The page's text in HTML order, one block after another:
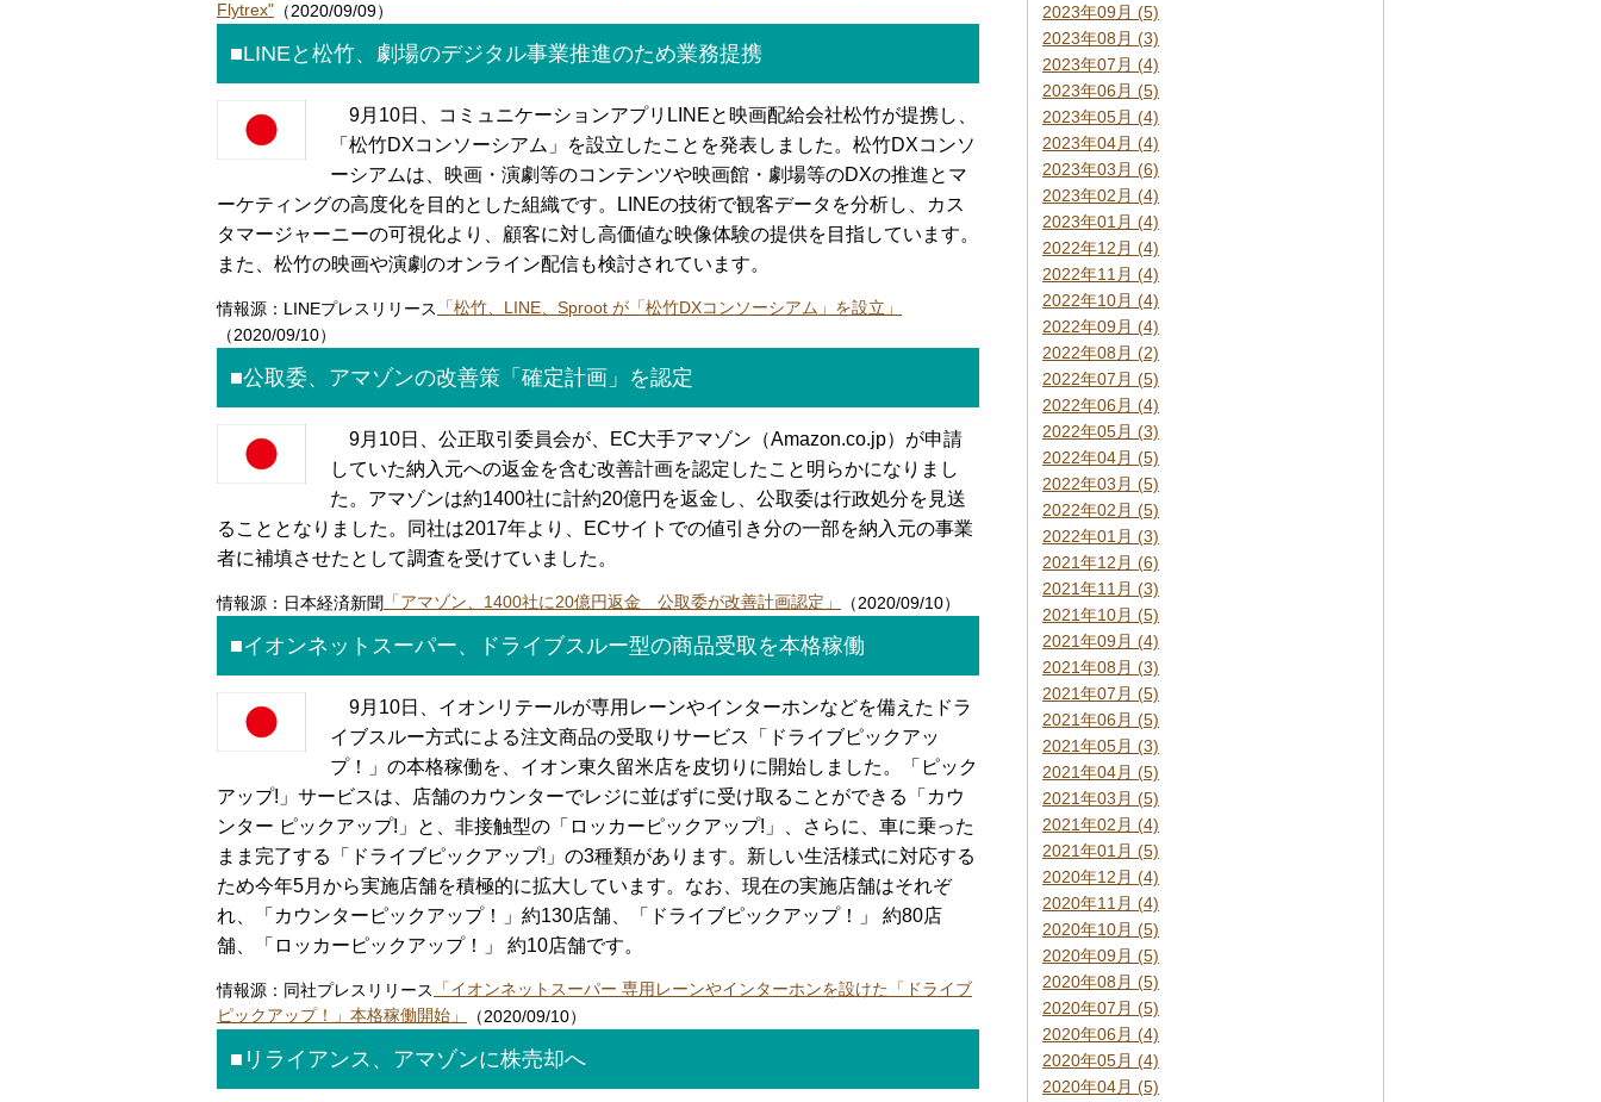
Flytrex" （2020/09/09）
■LINEと松竹、劇場のデジタル事業推進のため業務提携
9月10日、コミュニケーションアプリLINEと映画配給会社松竹が提携し、
「松竹DXコンソーシアム」を設立したことを発表しました。松竹DXコンソ
ーシアムは、映画・演劇等のコンテンツや映画館・劇場等のDXの推進とマ
ーケティングの高度化を目的とした組織です。LINEの技術で観客データを分析し、カス
タマージャーニーの可視化より、顧客に対し高価値な映像体験の提供を目指しています。
また、松竹の映画や演劇のオンライン配信も検討されています。
情報源：LINEプレスリリース 「松竹、LINE、Sproot が「松竹DXコンソーシアム」を設立」
（2020/09/10）
■公取委、アマゾンの改善策「確定計画」を認定
9月10日、公正取引委員会が、EC大手アマゾン（Amazon.co.jp）が申請
していた納入元への返金を含む改善計画を認定したこと明らかになりまし
た。アマゾンは約1400社に計約20億円を返金し、公取委は行政処分を見送
ることとなりました。同社は2017年より、ECサイトでの値引き分の一部を納入元の事業
者に補填させたとして調査を受けていました。
情報源：日本経済新聞 「アマゾン、1400社に20億円返金 公取委が改善計画認定」 （2020/09/10）
■イオンネットスーパー、ドライブスルー型の商品受取を本格稼働
9月10日、イオンリテールが専用レーンやインターホンなどを備えたドラ
イブスルー方式による注文商品の受取りサービス「ドライブピックアッ
プ！」の本格稼働を、イオン東久留米店を皮切りに開始しました。「ピック
アップ!」サービスは、店舗のカウンターでレジに並ばずに受け取ることができる「カウ
ンター ピックアップ!」と、非接触型の「ロッカーピックアップ!」、さらに、車に乗った
まま完了する「ドライブピックアップ!」の3種類があります。新しい生活様式に対応する
ため今年5月から実施店舗を積極的に拡大しています。なお、現在の実施店舗はそれぞ
れ、「カウンターピックアップ！」約130店舗、「ドライブピックアップ！」 約80店
舗、「ロッカーピックアップ！」 約10店舗です。
情報源：同社プレスリリース
「イオンネットスーパー 専用レーンやインターホンを設けた「ドライブ
ピックアップ！」本格稼働開始」
（2020/09/10）
■リライアンス、アマゾンに株売却へ
2023年09月 (5)
2023年08月 (3)
2023年07月 (4)
2023年06月 (5)
2023年05月 (4)
2023年04月 (4)
2023年03月 (6)
2023年02月 (4)
2023年01月 (4)
2022年12月 (4)
2022年11月 (4)
2022年10月 (4)
2022年09月 (4)
2022年08月 (2)
2022年07月 (5)
2022年06月 (4)
2022年05月 (3)
2022年04月 (5)
2022年03月 (5)
2022年02月 (5)
2022年01月 (3)
2021年12月 (6)
2021年11月 (3)
2021年10月 (5)
2021年09月 (4)
2021年08月 (3)
2021年07月 (5)
2021年06月 (5)
2021年05月 (3)
2021年04月 (5)
2021年03月 (5)
2021年02月 (4)
2021年01月 (5)
2020年12月 (4)
2020年11月 (4)
2020年10月 (5)
2020年09月 (5)
2020年08月 (5)
2020年07月 (5)
2020年06月 (4)
2020年05月 (4)
2020年04月 (5)